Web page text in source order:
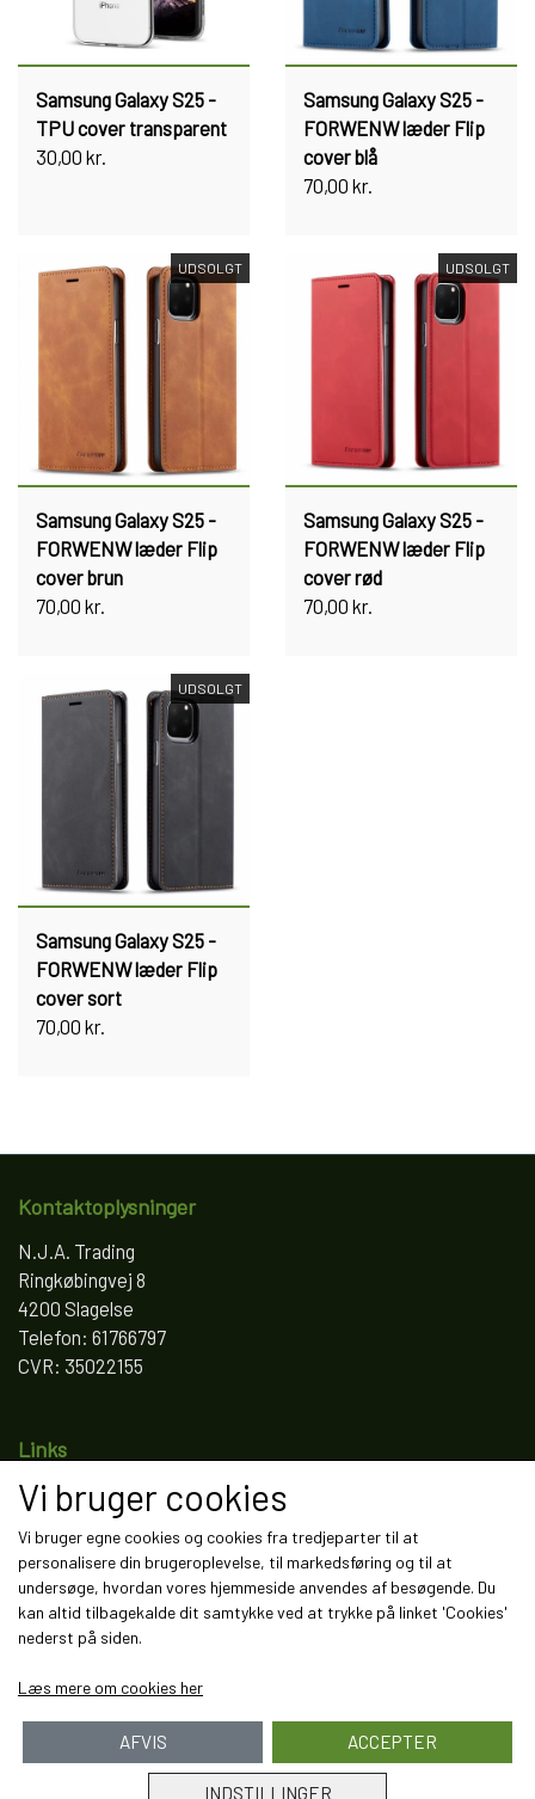
Samsung Galaxy S25 -
TPU cover transparent
30,00 kr.
Samsung Galaxy S25 -
FORWENW læder Flip
cover blå
70,00 kr.
UDSOLGT
Samsung Galaxy S25 -
FORWENW læder Flip
cover brun
70,00 kr.
UDSOLGT
Samsung Galaxy S25 -
FORWENW læder Flip
cover rød
70,00 kr.
UDSOLGT
Samsung Galaxy S25 -
FORWENW læder Flip
cover sort
70,00 kr.
Kontaktoplysninger
N.J.A. Trading
Ringkøbingvej 8
4200 Slagelse
Telefon: 61766797
CVR: 35022155
Links
Salgs- og leveringsbetingelser
Fortrydelse og reklamation
Kunde login
Om os
Kontakt
Vi bruger cookies
Vi bruger egne cookies og cookies fra tredjeparter til at
personalisere din brugeroplevelse, til markedsføring og til at
undersøge, hvordan vores hjemmeside anvendes af besøgende. Du
kan altid tilbagekalde dit samtykke ved at trykke på linket 'Cookies'
nederst på siden.
Læs mere om cookies her
INDSTILLINGER
AFVIS ACCEPTER